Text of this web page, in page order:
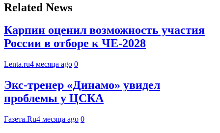
Related News
Карпин оценил возможность участия
России в отборе к ЧЕ-2028
Lenta.ru4 месяца ago 0
Экс-тренер «Динамо» увидел
проблемы у ЦСКА
Газета.Ru4 месяца ago 0